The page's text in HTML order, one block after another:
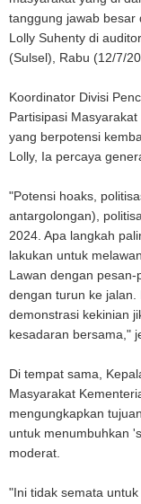
tanggung jawab besar
Lolly Suhenty di
(Sulsel), Rabu (12/7/
Koordinator Divisi
Partisipasi
yang berpotensi
Lolly, Ia percaya
"Potensi hoaks,
antargolongan),
2024. Apa langkah
lakukan untuk
Lawan dengan
dengan turun ke
demonstrasi kekinian
kesadaran bersama,"
Di tempat sama,
Masyarakat
mengungkapkan
untuk menumbuhkan
moderat.
"Ini tidak semata